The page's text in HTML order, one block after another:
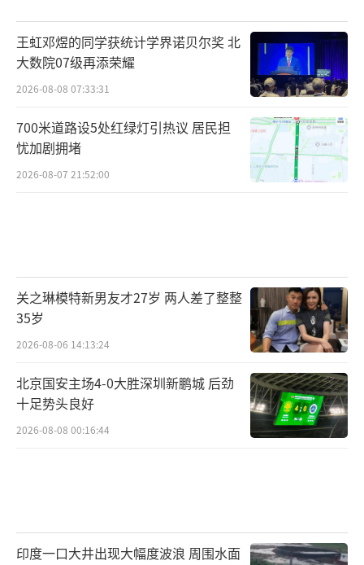
王虹邓煜的同学获统计学界诺贝尔奖 北
大数院07级再添荣耀
2026-08-08 07:33:31
700米道路设5处红绿灯引热议 居民担
忧加剧拥堵
2026-08-07 21:52:00
关之琳模特新男友才27岁 两人差了整整
35岁
2026-08-06 14:13:24
北京国安主场4-0大胜深圳新鹏城 后劲
十足势头良好
2026-08-08 00:16:44
印度一口大井出现大幅度波浪 周围水面